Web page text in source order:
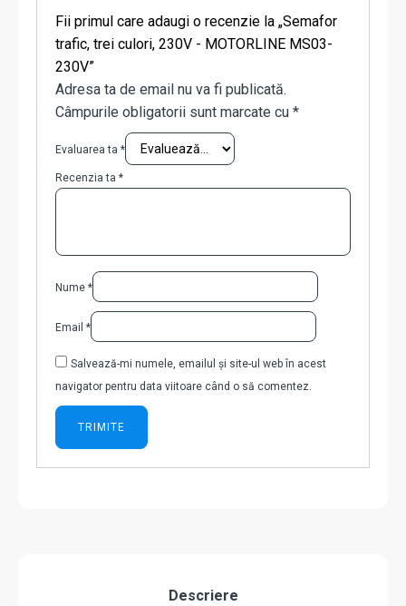
Fii primul care adaugi o recenzie la „Semafor
trafic, trei culori, 230V - MOTORLINE MS03-
230V”
Adresa ta de email nu va fi publicată.
Câmpurile obligatorii sunt marcate cu *
Evaluarea ta *
Recenzia ta *
Nume *
Email *
Salvează-mi numele, emailul și site-ul web în acest
navigator pentru data viitoare când o să comentez.
Descriere